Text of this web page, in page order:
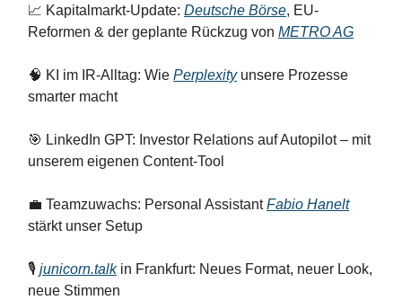
📈 Kapitalmarkt-Update: Deutsche Börse, EU-
Reformen & der geplante Rückzug von METRO AG
🧠 KI im IR-Alltag: Wie Perplexityunsere Prozesse
smarter macht
🎯 LinkedIn GPT: Investor Relations auf Autopilot – mit
unserem eigenen Content-Tool
💼 Teamzuwachs: Personal AssistantFabio Hanelt
stärkt unser Setup
🎙️ junicorn.talkin Frankfurt: Neues Format, neuer Look,
neue Stimmen